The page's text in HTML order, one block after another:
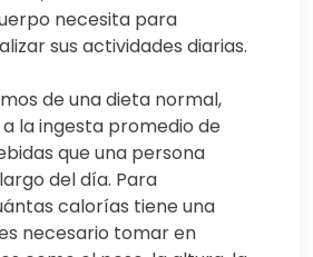
necesita para
sus actividades diarias.
de una dieta normal,
la ingesta promedio de
que una persona
del día. Para
calorías tiene una
necesario tomar en